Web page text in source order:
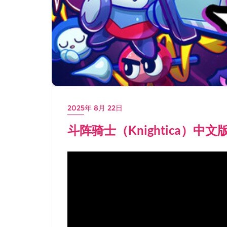
2025年 8月 22日
斗阵骑士（Knightica）中文